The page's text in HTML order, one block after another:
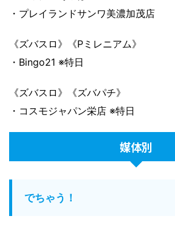
・プレイランドサンワ美濃加茂店
《ズバスロ》《Pミレニアム》
・Bingo21 ※特日
《ズバスロ》《ズバパチ》
・コスモジャパン栄店 ※特日
媒体別
でちゃう！